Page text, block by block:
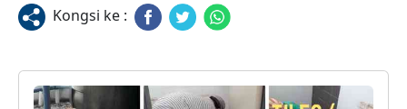
Kongsi ke :